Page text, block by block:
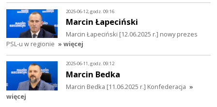
2025-06-12, godz. 09:16
Marcin Łapeciński
Marcin Łapeciński [12.06.2025 r.] nowy prezes
PSL-u w regionie » więcej
2025-06-11, godz. 09:12
Marcin Bedka
Marcin Bedka [11.06.2025 r.] Konfederacja »
więcej